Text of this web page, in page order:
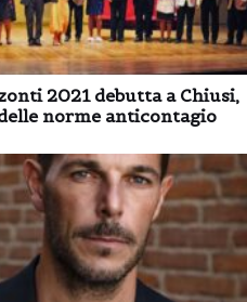
2021 debutta a Chiusi,
norme anticontagio